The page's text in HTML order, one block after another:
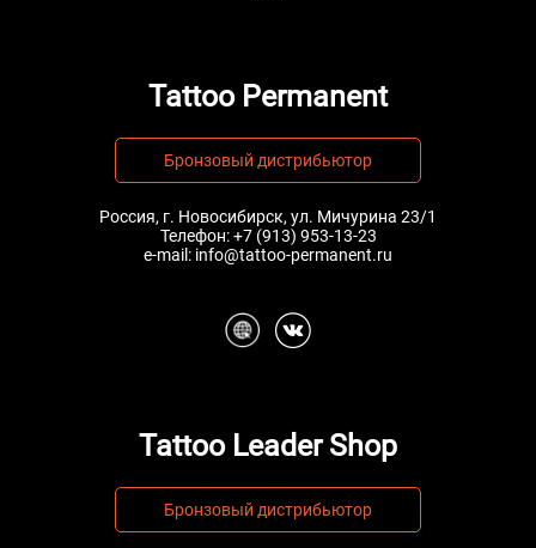
Tattoo Permanent
Бронзовый дистрибьютор
Россия, г. Новосибирск, ул. Мичурина 23/1
Телефон:+7 (913) 953-13-23
e-mail: info@tattoo-permanent.ru
Tattoo Leader Shop
Бронзовый дистрибьютор